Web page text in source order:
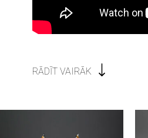
RĀDĪT VAIRĀK